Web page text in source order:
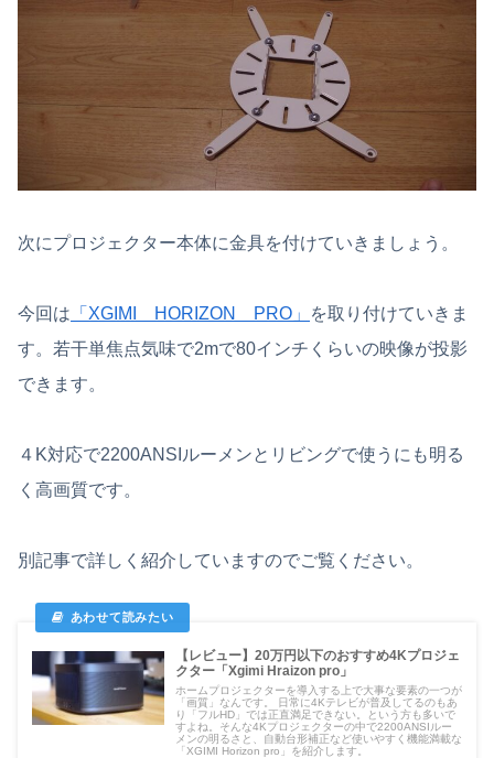
次にプロジェクター本体に金具を付けていきましょう。
今回は 「XGIMI HORIZON PRO」
を取り付けていきま
す。若干単焦点気味で2mで80インチくらいの映像が投影
できます。
４K対応で2200ANSIルーメンとリビングで使うにも明る
く高画質です。
別記事で詳しく紹介していますのでご覧ください。
【レビュー】20万円以下のおすすめ4Kプロジェ
クター「Xgimi Hraizon pro」
ホームプロジェクターを導入する上で大事な要素の一つが
「画質」なんです。 日常に4Kテレビが普及してるのもあ
り「フルHD」では正直満足できない。という方も多いで
すよね。そんな4Kプロジェクターの中で2200ANSIルー
メンの明るさと、自動台形補正など使いやすく機能満載な
「XGIMI Horizon pro」を紹介します。